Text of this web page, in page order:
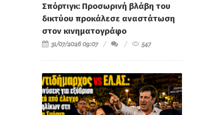
Σπόρτιγκ: Προσωρινή βλάβη του
δικτύου προκάλεσε αναστάτωση
στον κινηματογράφο
31/07/2026 09:07 547